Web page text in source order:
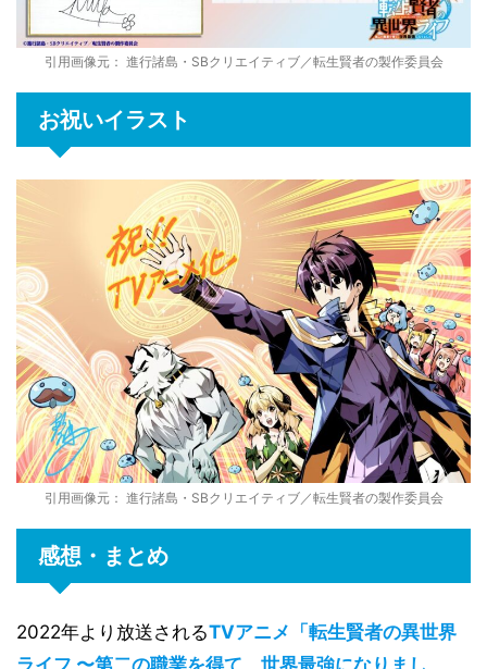
引用画像元： 進行諸島・SBクリエイティブ／転生賢者の製作委員会
お祝いイラスト
引用画像元： 進行諸島・SBクリエイティブ／転生賢者の製作委員会
感想・まとめ
2022年より放送されるTVアニメ「転生賢者の異世界